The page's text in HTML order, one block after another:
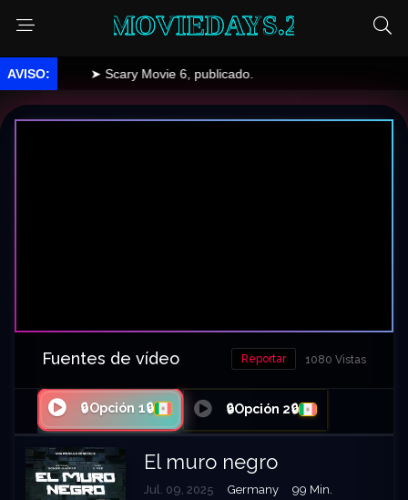
MOVIEDAYS.2
➤ Scary Movie 6, publicado.
Fuentes de vídeo 1080 Vistas
Reportar
🔒Opción 1🔒 🔒Opción 2🔒
El muro negro
Jul. 09, 2025 Germany
99 Min.